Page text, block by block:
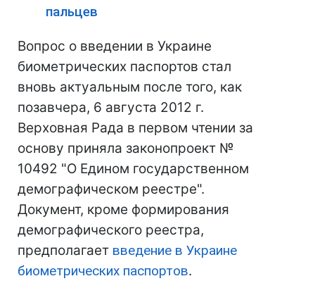
пальцев
Вопрос о введении в Украине
биометрических паспортов стал
вновь актуальным после того, как
позавчера, 6 августа 2012 г.
Верховная Рада в первом чтении за
основу приняла законопроект №
10492 "О Едином государственном
демографическом реестре".
Документ, кроме формирования
демографического реестра,
предполагает введение в Украине
биометрических паспортов.